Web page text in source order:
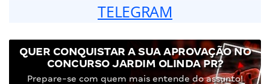
TELEGRAM
QUER CONQUISTAR A SUA APROVAÇÃO NO
CONCURSO JARDIM OLINDA PR?
Prepare-se com quem mais entende do assunto!